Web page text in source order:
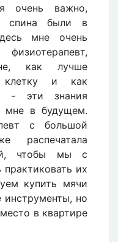
очень важно,
спина были в
мне очень
как лучше
клетку и как
- эти знания
мне в будущем.
с большой
чтобы мы с
их
купить мячи
инструменты, но
в квартире